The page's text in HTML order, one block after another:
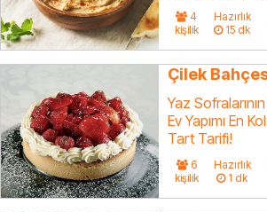
4
kişilik
Hazırlık
15 dk
Çilek
Yaz Sofralarının
Ev Yapımı En
Tart Tarifi!
6
kişilik
Hazırlık
1 dk